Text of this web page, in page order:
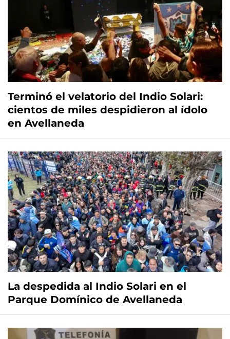
Terminó el velatorio del Indio Solari:
cientos de miles despidieron al ídolo
en Avellaneda
La despedida al Indio Solari en el
Parque Domínico de Avellaneda